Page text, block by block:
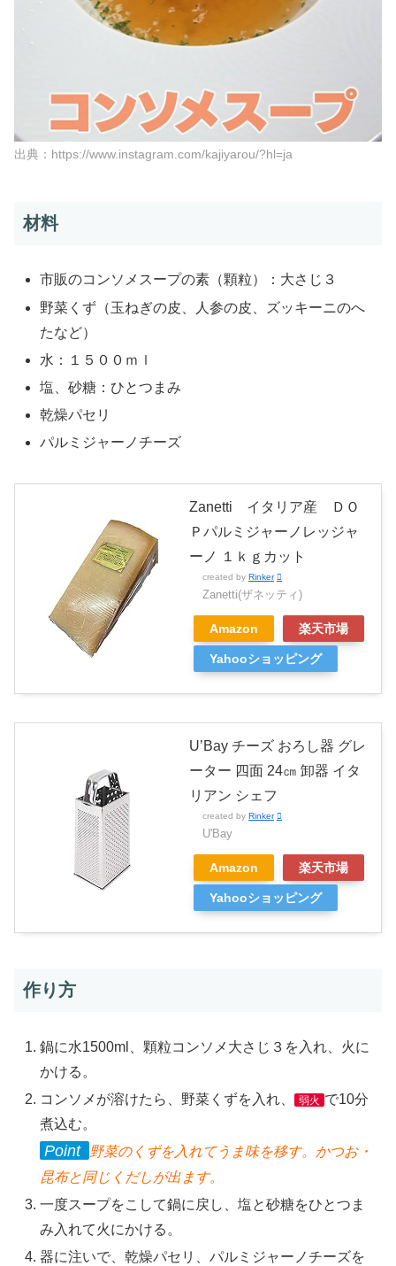
出典：https://www.instagram.com/kajiyarou/?hl=ja
材料
市販のコンソメスープの素（顆粒）：大さじ３
野菜くず（玉ねぎの皮、人参の皮、ズッキーニのへ
たなど）
水：１５００ｍｌ
塩、砂糖：ひとつまみ
乾燥パセリ
パルミジャーノチーズ
Zanetti イタリア産 ＤＯ
Ｐパルミジャーノレッジャ
ーノ １ｋｇカット
created by Rinker
Zanetti(ザネッティ)
Amazon 楽天市場
Yahooショッピング
U’Bay チーズ おろし器 グレ
ーター 四面 24㎝ 卸器 イタ
リアン シェフ
created by Rinker
U'Bay
Amazon 楽天市場
Yahooショッピング
作り方
鍋に水1500ml、顆粒コンソメ大さじ３を入れ、火に
かける。
コンソメが溶けたら、野菜くずを入れ、 弱火 で10分
煮込む。
Point
野菜のくずを入れてうま味を移す。かつお・
昆布と同じくだしが出ます。
一度スープをこして鍋に戻し、塩と砂糖をひとつま
み入れて火にかける。
器に注いで、乾燥パセリ、パルミジャーノチーズを